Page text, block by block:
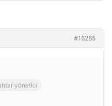
#16265
yönetici